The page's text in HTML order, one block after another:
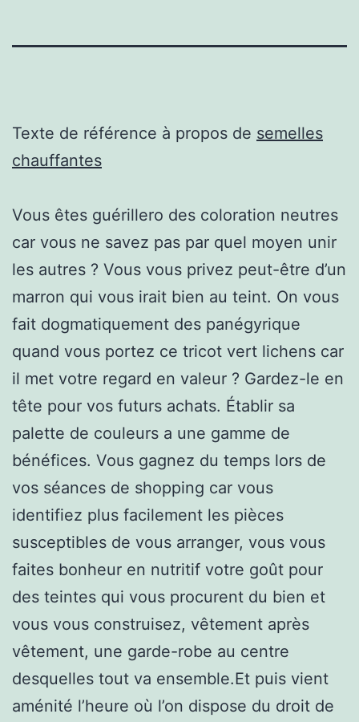
Texte de référence à propos de semelles
chauffantes
Vous êtes guérillero des coloration neutres
car vous ne savez pas par quel moyen unir
les autres ? Vous vous privez peut-être d’un
marron qui vous irait bien au teint. On vous
fait dogmatiquement des panégyrique
quand vous portez ce tricot vert lichens car
il met votre regard en valeur ? Gardez-le en
tête pour vos futurs achats. Établir sa
palette de couleurs a une gamme de
bénéfices. Vous gagnez du temps lors de
vos séances de shopping car vous
identifiez plus facilement les pièces
susceptibles de vous arranger, vous vous
faites bonheur en nutritif votre goût pour
des teintes qui vous procurent du bien et
vous vous construisez, vêtement après
vêtement, une garde-robe au centre
desquelles tout va ensemble.Et puis vient
aménité l’heure où l’on dispose du droit de